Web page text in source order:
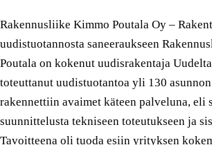
Rakennusliike Kimmo Poutala Oy –
uudistuotannosta saneeraukseen
Poutala on kokenut uudisrakentaja
toteuttanut uudistuotantoa yli 130
rakennettiin avaimet käteen palveluna, eli
suunnittelusta tekniseen toteutukseen ja
Tavoitteena oli tuoda esiin yrityksen